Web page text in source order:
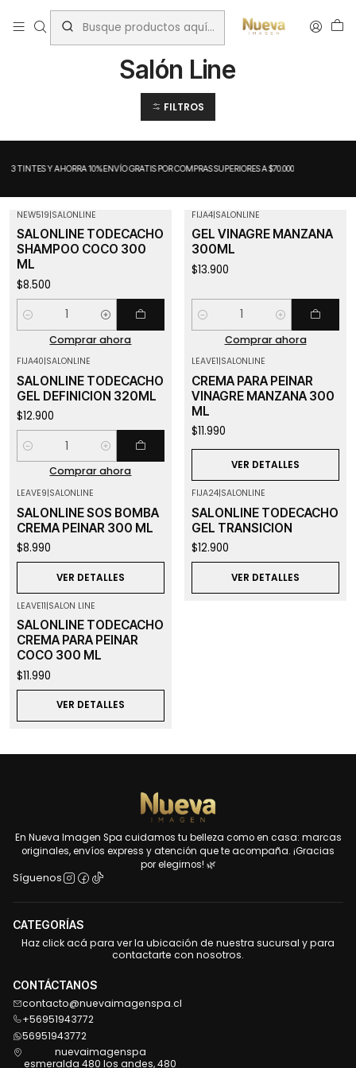
Inicio Rizos Marcas Salón Line
Salón Line
FILTROS
3 TINTES Y AHORRA 10%ENVÍO GRATIS POR COMPRAS SUPERIORES A $70.000
NEW519|SALONLINE
SALONLINE TODECACHO
SHAMPOO COCO 300
ML
$8.500
Cantidad
Comprar ahora
FIJA4|SALONLINE
GEL VINAGRE MANZANA
300ML
$13.900
Cantidad
Comprar ahora
FIJA40|SALONLINE
SALONLINE TODECACHO
GEL DEFINICION 320ML
$12.900
Cantidad
Comprar ahora
LEAVE1|SALONLINE
CREMA PARA PEINAR
VINAGRE MANZANA 300
ML
$11.990
VER DETALLES
LEAVE9|SALONLINE
SALONLINE SOS BOMBA
CREMA PEINAR 300 ML
$8.990
VER DETALLES
FIJA24|SALONLINE
SALONLINE TODECACHO
GEL TRANSICION
$12.900
VER DETALLES
LEAVE11|SALON LINE
SALONLINE TODECACHO
CREMA PARA PEINAR
COCO 300 ML
$11.990
VER DETALLES
En Nueva Imagen Spa cuidamos tu belleza como en casa: marcas
originales, envíos express y atención que te acompaña. ¡Gracias
por elegirnos! 🌿
Síguenos
CATEGORÍAS
Haz click acá para ver la ubicación de nuestra sucursal y para
contactarte con nosotros.
CONTÁCTANOS
contacto@nuevaimagenspa.cl
+56951943772
56951943772
nuevaimagenspa
esmeralda 480 los andes, 480